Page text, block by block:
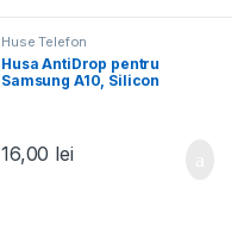
Huse Telefon
Husa AntiDrop pentru
Samsung A10, Silicon
16,00 lei